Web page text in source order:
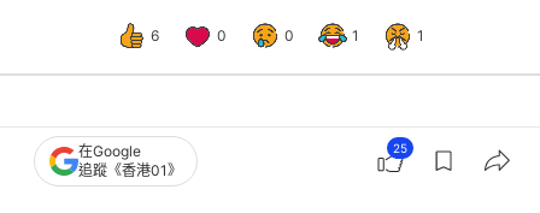
6 0 0 1 1
港聞 社會新聞
五一黃金周｜漁護署主要景點執法19
在Google
追蹤《香港01》
25